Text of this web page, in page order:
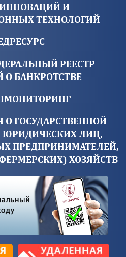
И
ТЕХНОЛОГИЙ
РЕЕСТР
О БАНКРОТСТВЕ
О ГОСУДАРСТВЕННОЙ
ЮРИДИЧЕСКИХ ЛИЦ,
ПРЕДПРИНИМАТЕЛЕЙ,
ХОЗЯЙСТВ